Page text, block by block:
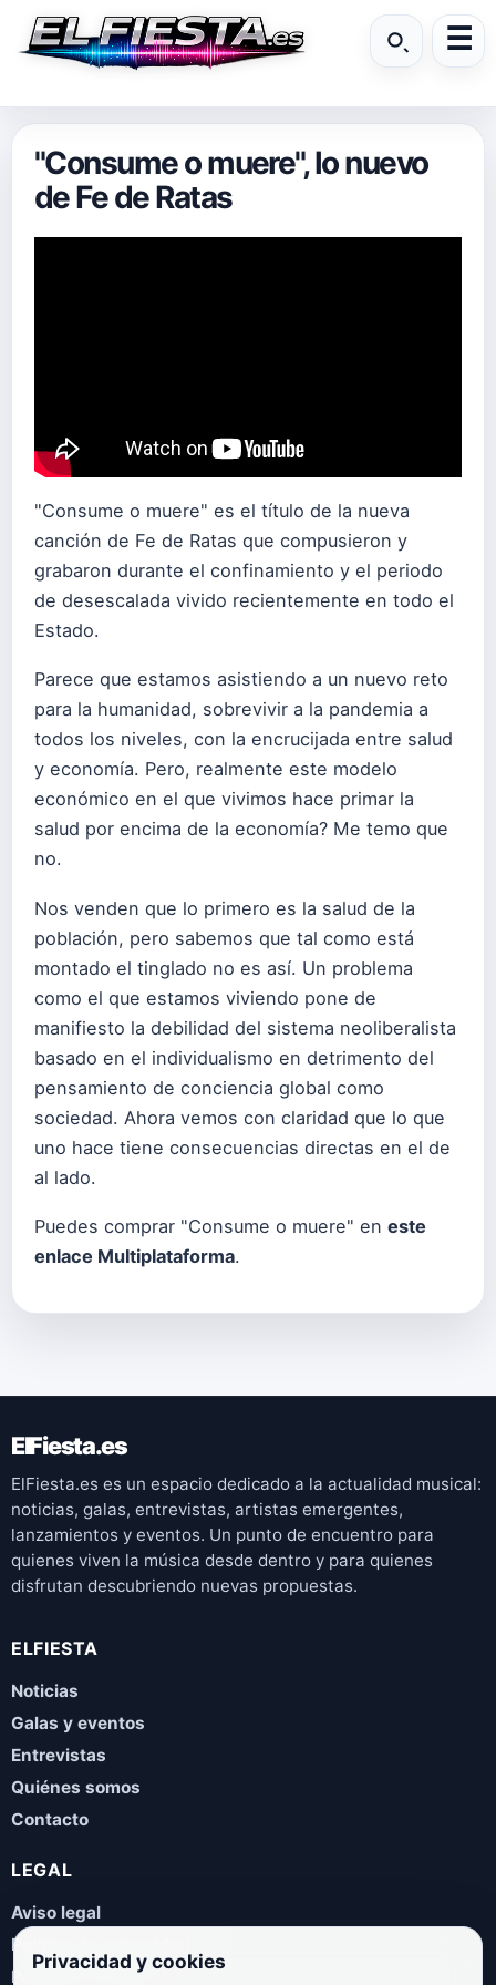
"Consume o muere", lo nuevo
de Fe de Ratas
"Consume o muere" es el título de la nueva
canción de Fe de Ratas que compusieron y
grabaron durante el confinamiento y el periodo
de desescalada vivido recientemente en todo el
Estado.
Parece que estamos asistiendo a un nuevo reto
para la humanidad, sobrevivir a la pandemia a
todos los niveles, con la encrucijada entre salud
y economía. Pero, realmente este modelo
económico en el que vivimos hace primar la
salud por encima de la economía? Me temo que
no.
Nos venden que lo primero es la salud de la
población, pero sabemos que tal como está
montado el tinglado no es así. Un problema
como el que estamos viviendo pone de
manifiesto la debilidad del sistema neoliberalista
basado en el individualismo en detrimento del
pensamiento de conciencia global como
sociedad. Ahora vemos con claridad que lo que
uno hace tiene consecuencias directas en el de
al lado.
Puedes comprar "Consume o muere" en este
enlace Multiplataforma.
ElFiesta.es
ElFiesta.es es un espacio dedicado a la actualidad musical:
noticias, galas, entrevistas, artistas emergentes,
lanzamientos y eventos. Un punto de encuentro para
quienes viven la música desde dentro y para quienes
disfrutan descubriendo nuevas propuestas.
ELFIESTA
Noticias
Galas y eventos
Entrevistas
Quiénes somos
Contacto
LEGAL
Aviso legal
Política de privacidad
Política de cookies
Privacidad y cookies